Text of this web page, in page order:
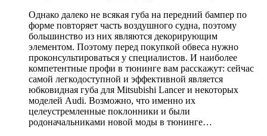
Однако далеко не всякая губа на передний бампер по
форме повторяет часть воздушного судна, поэтому
большинство из них являются декорирующим
элементом. Поэтому перед покупкой обвеса нужно
проконсультироваться у специалистов. И наиболее
компетентные профи в тюнинге вам расскажут: сейчас
самой легкодоступной и эффективной является
юбковидная губа для Mitsubishi Lancer и некоторых
моделей Audi. Возможно, что именно их
целеустремленные поклонники и были
родоначальниками новой моды в тюнинге…